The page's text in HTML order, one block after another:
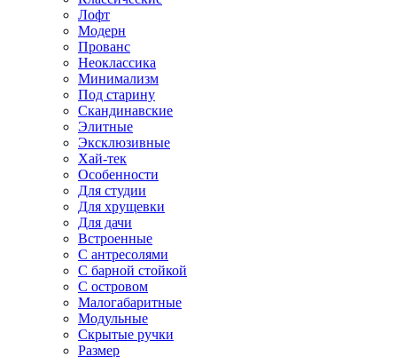
Лофт
Модерн
Прованс
Неоклассика
Минимализм
Под старину
Скандинавские
Элитные
Эксклюзивные
Хай-тек
Особенности
Для студии
Для хрущевки
Для дачи
Встроенные
С антресолями
С барной стойкой
С островом
Малогабаритные
Модульные
Скрытые ручки
Размер